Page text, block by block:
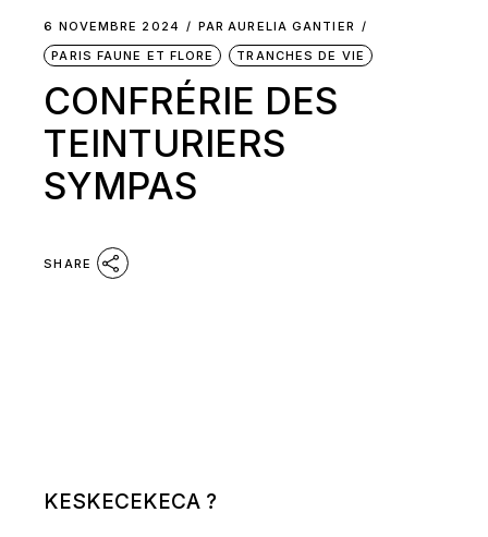
6 NOVEMBRE 2024 PAR AURELIA GANTIER
PARIS FAUNE ET FLORE
TRANCHES DE VIE
CONFRÉRIE DES
TEINTURIERS
SYMPAS
SHARE
KESKECEKECA ?